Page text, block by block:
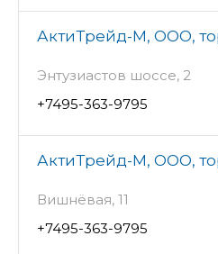
АктиТрейд-М, ООО,
Энтузиастов шоссе, 2
+7495-363-9795
АктиТрейд-М, ООО,
Вишнёвая, 11
+7495-363-9795